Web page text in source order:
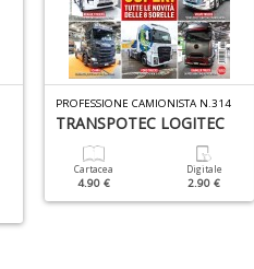
PROFESSIONE CAMIONISTA N.314
TRANSPOTEC LOGITEC
Cartacea
4.90 €
Digitale
2.90 €